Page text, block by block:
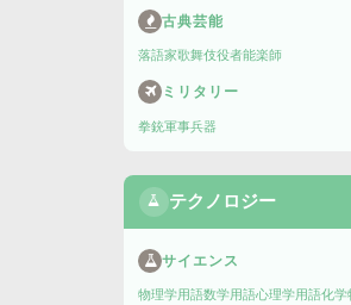
古典芸能
落語家歌舞伎役者能楽師
ミリタリー
拳銃軍事兵器
テクノロジー
サイエンス
物理学用語数学用語心理学用語化学